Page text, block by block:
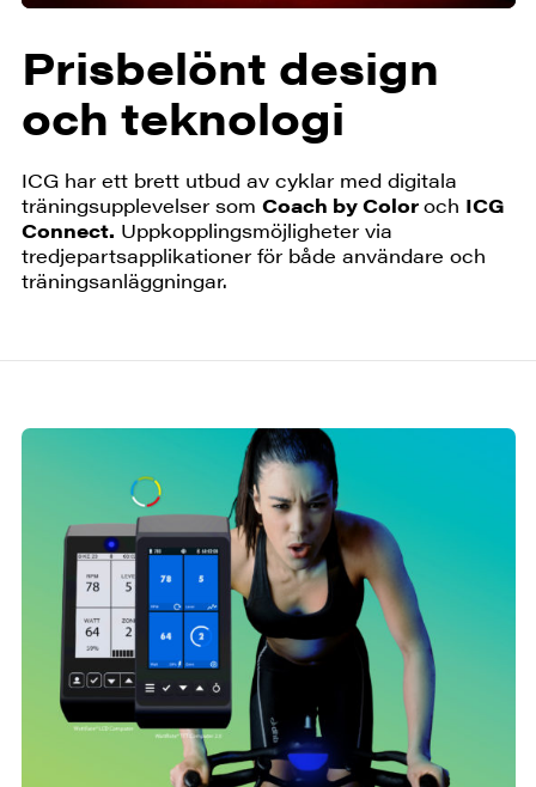
Prisbelönt design
och teknologi
ICG har ett brett utbud av cyklar med digitala
träningsupplevelser som Coach by Coloroch ICG
Connect. Uppkopplingsmöjligheter via
tredjepartsapplikationer för både användare och
träningsanläggningar.